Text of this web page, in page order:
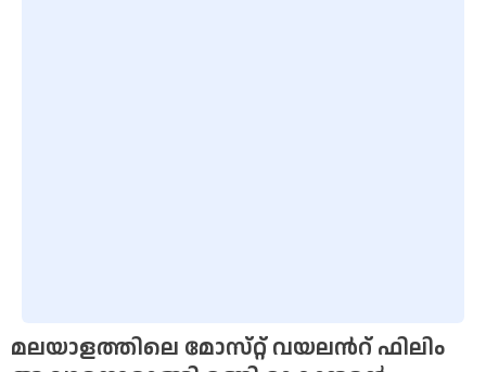
മലയാളത്തിലെ മോസ്‌റ്റ് വയലന്‍റ് ഫിലിം